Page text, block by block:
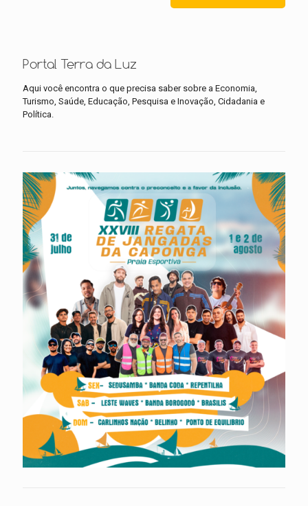
Portal Terra da Luz
Aqui você encontra o que precisa saber sobre a Economia,
Turismo, Saúde, Educação, Pesquisa e Inovação, Cidadania e
Política.